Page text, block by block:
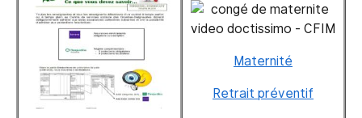
Maternité
Retrait préventif